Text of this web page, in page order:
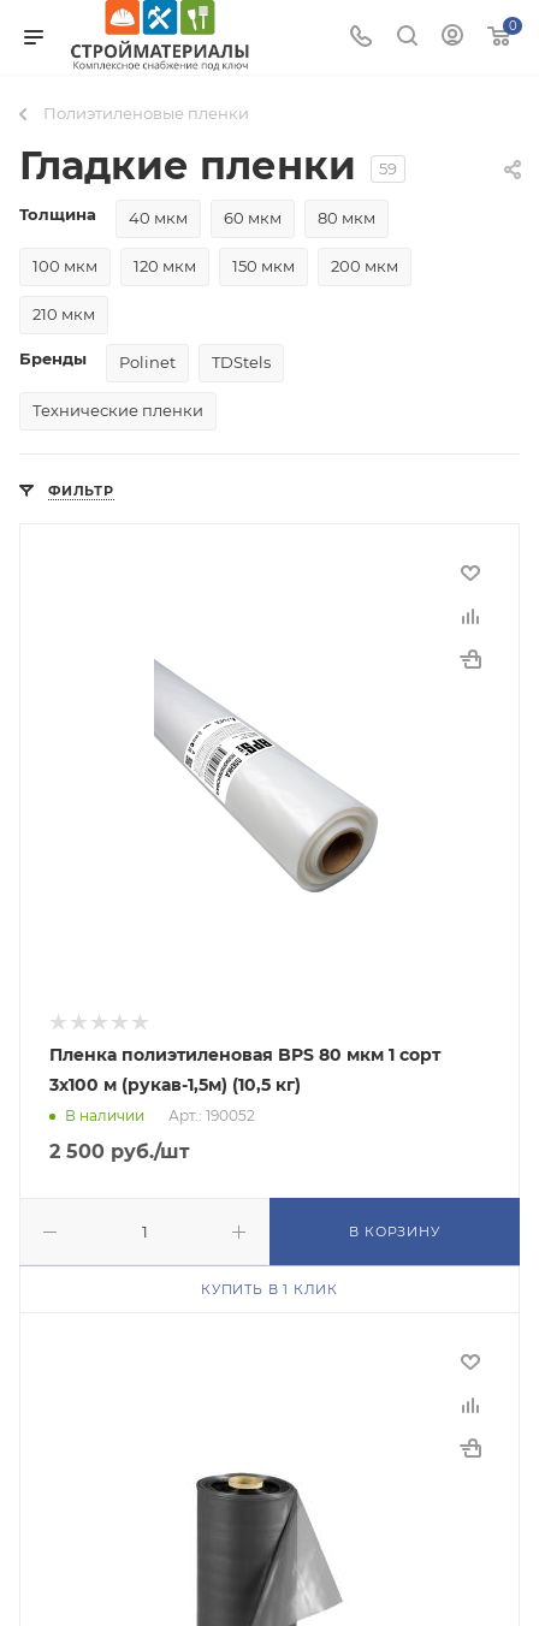
0
Полиэтиленовые пленки
Гладкие пленки 59
Толщина 40 мкм 60 мкм 80 мкм
100 мкм 120 мкм 150 мкм 200 мкм
210 мкм
Бренды Polinet TDStels
Технические пленки
ФИЛЬТР
Пленка полиэтиленовая BPS 80 мкм 1 сорт
3x100 м (рукав-1,5м) (10,5 кг)
В наличии Арт.: 190052
2 500 руб./шт
В КОРЗИНУ
КУПИТЬ В 1 КЛИК